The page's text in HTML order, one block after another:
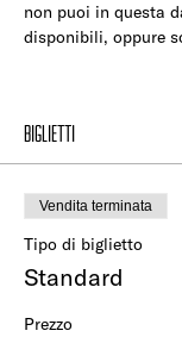
non puoi in questa
disponibili, oppure
Biglietti
Vendita terminata
Tipo di biglietto
Standard
Prezzo